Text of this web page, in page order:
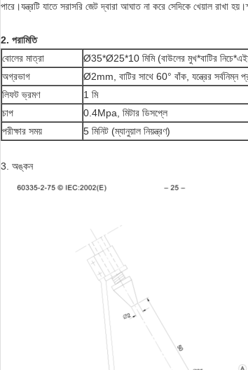
পারে।যন্ত্রটি যাতে সরাসরি জেট দ্বারা আঘাত না করে সেদিকে খেয়াল রাখা
2. পরামিতি
বোলের মাত্রা
Ø35*Ø25*10 মিমি (বাউলের ​​মুখ*বাটির
অগ্রভাগ
Ø2mm, বাটির সাথে 60° বাঁক, যন্ত্রের সর্বনিম্ন
লিফট ভ্রমণ
1 মি
চাপ
0.4Mpa, মিটার ডিসপ্লে
পরীক্ষার সময়
5 মিনিট (ম্যানুয়াল নিয়ন্ত্রণ)
3. অঙ্কন